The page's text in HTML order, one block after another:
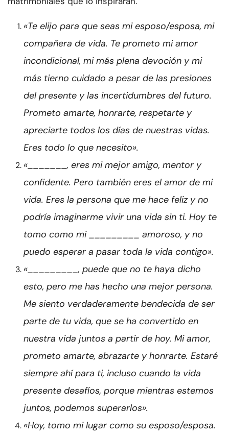
«Te elijo para que seas mi esposo/esposa, mi
compañera de vida. Te prometo mi amor
incondicional, mi más plena devoción y mi
más tierno cuidado a pesar de las presiones
del presente y las incertidumbres del futuro.
Prometo amarte, honrarte, respetarte y
apreciarte todos los días de nuestras vidas.
Eres todo lo que necesito».
«_______, eres mi mejor amigo, mentor y
confidente. Pero también eres el amor de mi
vida. Eres la persona que me hace feliz y no
podría imaginarme vivir una vida sin ti. Hoy te
tomo como mi _________ amoroso, y no
puedo esperar a pasar toda la vida contigo».
«_________, puede que no te haya dicho
esto, pero me has hecho una mejor persona.
Me siento verdaderamente bendecida de ser
parte de tu vida, que se ha convertido en
nuestra vida juntos a partir de hoy. Mi amor,
prometo amarte, abrazarte y honrarte. Estaré
siempre ahí para ti, incluso cuando la vida
presente desafíos, porque mientras estemos
juntos, podemos superarlos».
«Hoy, tomo mi lugar como su esposo/esposa.